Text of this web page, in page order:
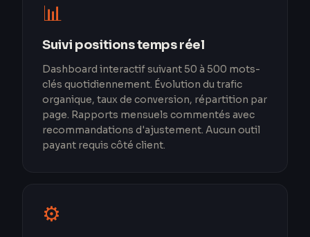
📊
Suivi positions temps réel
Dashboard interactif suivant 50 à 500 mots-
clés quotidiennement. Évolution du trafic
organique, taux de conversion, répartition par
page. Rapports mensuels commentés avec
recommandations d'ajustement. Aucun outil
payant requis côté client.
⚙️